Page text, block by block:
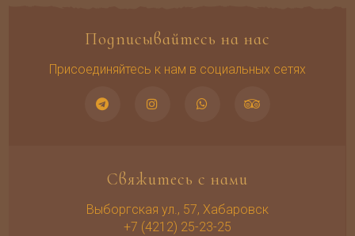
Подписывайтесь на нас
Присоединяйтесь к нам в социальных сетях
Свяжитесь с нами
Выборгская ул., 57, Хабаровск
+7 (4212) 25-23-25